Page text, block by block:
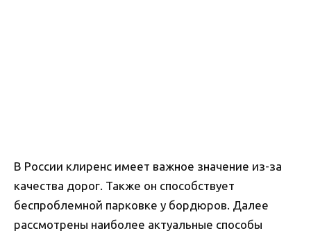
В России клиренс имеет важное значение из-за
качества дорог. Также он способствует
беспроблемной парковке у бордюров. Далее
рассмотрены наиболее актуальные способы